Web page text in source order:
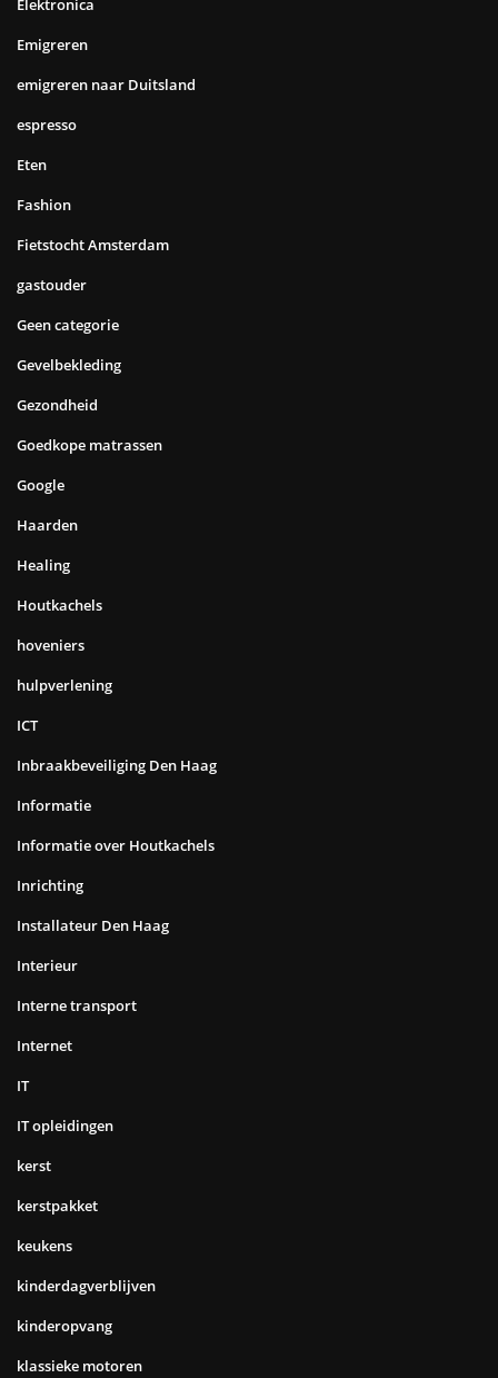
Elektronica
Emigreren
emigreren naar Duitsland
espresso
Eten
Fashion
Fietstocht Amsterdam
gastouder
Geen categorie
Gevelbekleding
Gezondheid
Goedkope matrassen
Google
Haarden
Healing
Houtkachels
hoveniers
hulpverlening
ICT
Inbraakbeveiliging Den Haag
Informatie
Informatie over Houtkachels
Inrichting
Installateur Den Haag
Interieur
Interne transport
Internet
IT
IT opleidingen
kerst
kerstpakket
keukens
kinderdagverblijven
kinderopvang
klassieke motoren